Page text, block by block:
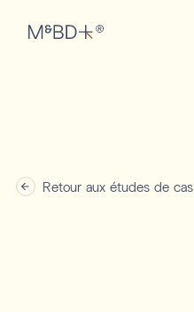
Retour aux études de cas